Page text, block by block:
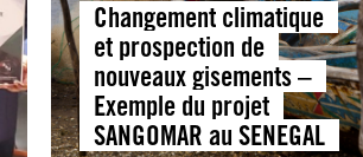
Changement climatique
et prospection de
nouveaux gisements –
Exemple du projet
SANGOMAR au SENEGAL